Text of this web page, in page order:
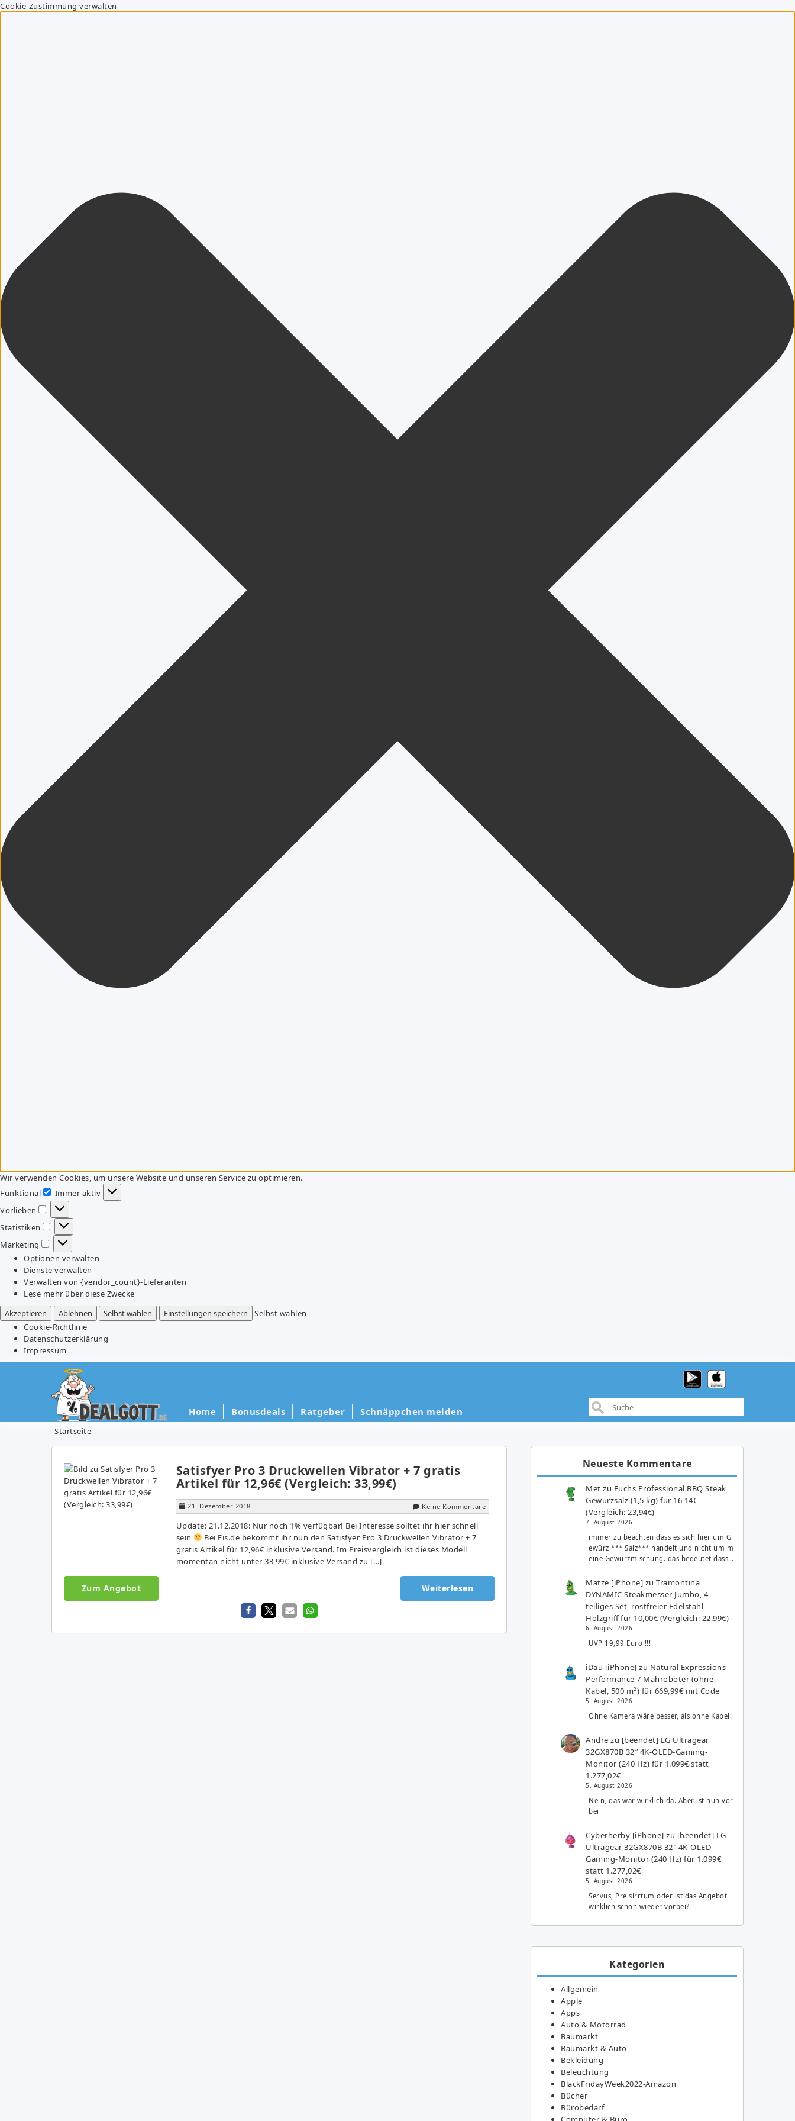
Cookie-Zustimmung verwalten
Wir verwenden Cookies, um unsere Website und unseren Service zu optimieren.
Funktional
Funktional
Immer aktiv
Vorlieben
Vorlieben
Statistiken
Statistiken
Marketing
Marketing
Optionen verwalten
Dienste verwalten
Verwalten von {vendor_count}-Lieferanten
Lese mehr über diese Zwecke
Akzeptieren
Ablehnen Selbst wählen Einstellungen speichern
Selbst wählen
Cookie-Richtlinie
Datenschutzerklärung
Impressum
Home Bonusdeals Ratgeber Schnäppchen melden
Startseite
Satisfyer Pro 3 Druckwellen Vibrator + 7 gratis
Artikel für 12,96€ (Vergleich: 33,99€)
21. Dezember 2018 Keine Kommentare
Update: 21.12.2018: Nur noch 1% verfügbar! Bei Interesse solltet ihr hier schnell
sein
Bei Eis.de bekommt ihr nun den Satisfyer Pro 3 Druckwellen Vibrator + 7
gratis Artikel für 12,96€ inklusive Versand. Im Preisvergleich ist dieses Modell
momentan nicht unter 33,99€ inklusive Versand zu […]
Zum Angebot Weiterlesen
Neueste Kommentare
Met zu Fuchs Professional BBQ Steak
Gewürzsalz (1,5 kg) für 16,14€
(Vergleich: 23,94€)
7. August 2026
immer zu beachten dass es sich hier um G
ewürz *** Salz*** handelt und nicht um m
eine Gewürzmischung. das bedeutet dass…
Matze [iPhone] zuTramontina
DYNAMIC Steakmesser Jumbo, 4-
teiliges Set, rostfreier Edelstahl,
Holzgriff für 10,00€ (Vergleich: 22,99€)
6. August 2026
UVP 19,99 Euro !!!
iDau [iPhone] zu Natural Expressions
Performance 7 Mähroboter (ohne
Kabel, 500 m²) für 669,99€ mit Code
5. August 2026
Ohne Kamera wäre besser, als ohne Kabel!
Andre zu [beendet] LG Ultragear
32GX870B 32″ 4K-OLED-Gaming-
Monitor (240 Hz) für 1.099€ statt
1.277,02€
5. August 2026
Nein, das war wirklich da. Aber ist nun vor
bei
Cyberherby [iPhone] zu [beendet] LG
Ultragear 32GX870B 32″ 4K-OLED-
Gaming-Monitor (240 Hz) für 1.099€
statt 1.277,02€
5. August 2026
Servus, Preisirrtum oder ist das Angebot
wirklich schon wieder vorbei?
Kategorien
Allgemein
Apple
Apps
Auto & Motorrad
Baumarkt
Baumarkt & Auto
Bekleidung
Beleuchtung
BlackFridayWeek2022-Amazon
Bücher
Bürobedarf